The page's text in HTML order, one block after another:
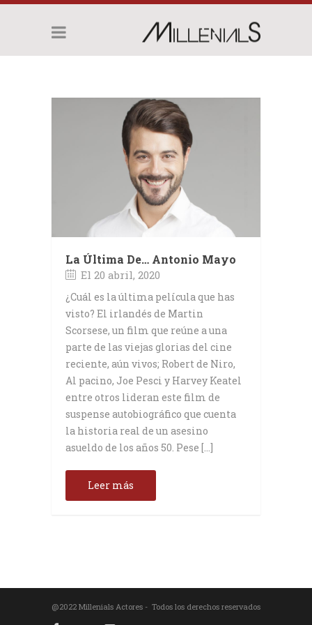
La Última De… Antonio Mayo
El 20 abril, 2020
¿Cuál es la última película que has
visto? El irlandés de Martin
Scorsese, un film que reúne a una
parte de las viejas glorias del cine
reciente, aún vivos; Robert de Niro,
Al pacino, Joe Pesci y Harvey Keatel
entre otros lideran este film de
suspense autobiográfico que cuenta
la historia real de un asesino
asueldo de los años 50. Pese […]
Leer más
@2022 Millenials Actores - Todos los derechos reservados